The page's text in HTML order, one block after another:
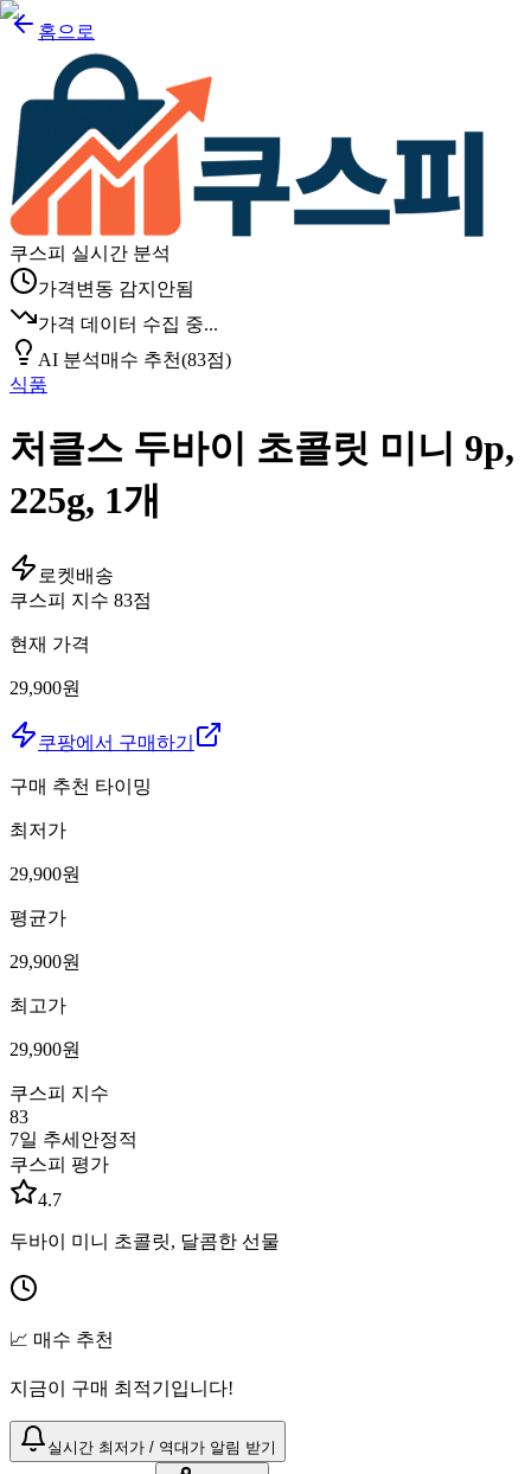
홈으로
쿠스피 실시간 분석
가격변동 감지안됨
가격 데이터 수집 중...
AI 분석매수 추천(83점)
식품
처클스 두바이 초콜릿 미니 9p,
225g, 1개
로켓배송
쿠스피 지수 83점
현재 가격
29,900원
쿠팡에서 구매하기
구매 추천 타이밍
최저가
29,900원
평균가
29,900원
최고가
29,900원
쿠스피 지수
83
7일 추세 안정적
쿠스피 평가
4.7
두바이 미니 초콜릿, 달콤한 선물
📈 매수 추천
지금이 구매 최적기입니다!
실시간 최저가 / 역대가 알림 받기